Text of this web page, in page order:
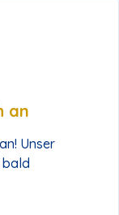
an
Unser
bald